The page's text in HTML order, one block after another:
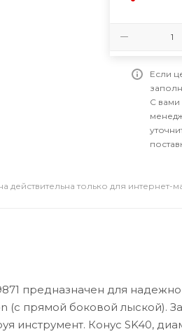
Если
С вами
действительна только для интернет-
предназначен для
(с прямой боковой лыской).
инструмент. Конус SK40,